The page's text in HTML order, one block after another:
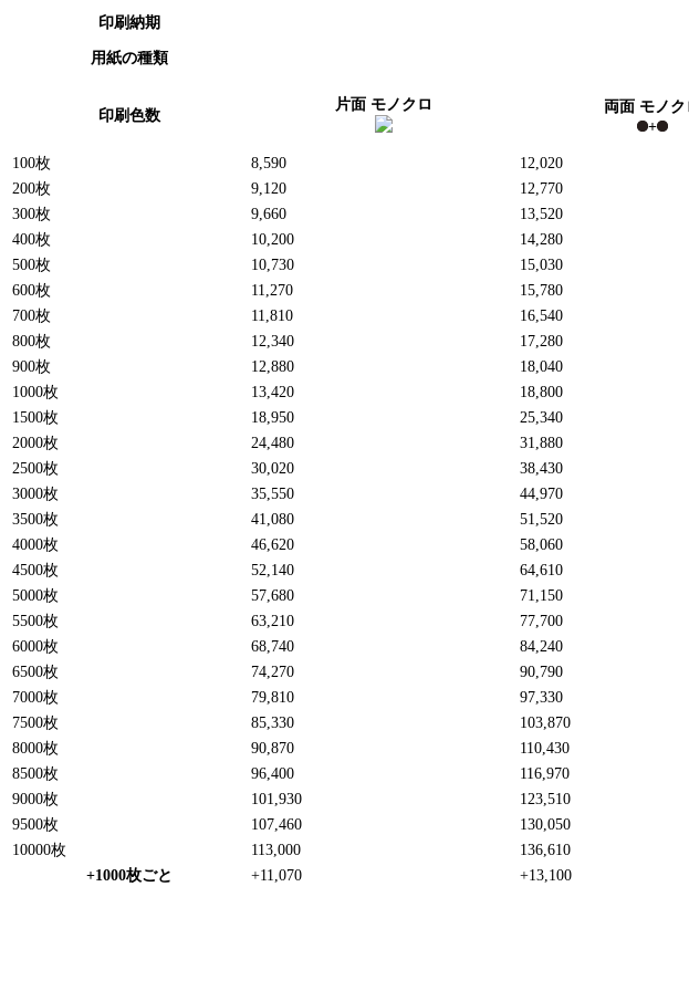
印刷納期
用紙の種類
印刷色数
片面 モノクロ
両面 モノク
+
100枚
8,590 12,020
200枚
9,120 12,770
300枚
9,660 13,520
400枚
10,200 14,280
500枚
10,730 15,030
600枚
11,270 15,780
700枚
11,810 16,540
800枚
12,340 17,280
900枚
12,880 18,040
1000枚
13,420 18,800
1500枚
18,950 25,340
2000枚
24,480 31,880
2500枚
30,020 38,430
3000枚
35,550 44,970
3500枚
41,080 51,520
4000枚
46,620 58,060
4500枚
52,140 64,610
5000枚
57,680 71,150
5500枚
63,210 77,700
6000枚
68,740 84,240
6500枚
74,270 90,790
7000枚
79,810 97,330
7500枚
85,330 103,870
8000枚
90,870 110,430
8500枚
96,400 116,970
9000枚
101,930 123,510
9500枚
107,460 130,050
10000枚
113,000 136,610
+1000枚ごと
+11,070 +13,100